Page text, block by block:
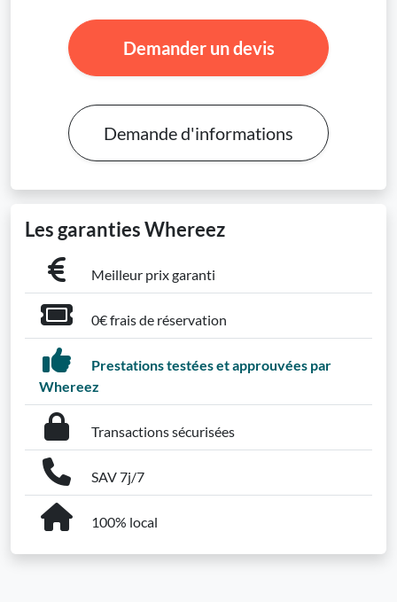
Demander un devis
Demande d'informations
Les garanties Whereez
Meilleur prix garanti
0€ frais de réservation
Prestations testées et approuvées par
Whereez
Transactions sécurisées
SAV 7j/7
100% local